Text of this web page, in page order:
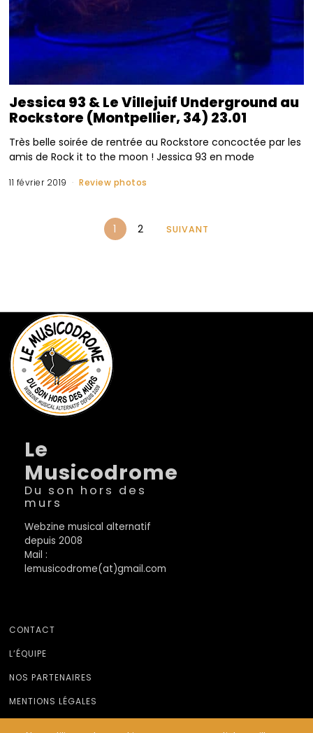
Jessica 93 & Le Villejuif Underground au
Rockstore (Montpellier, 34) 23.01
Très belle soirée de rentrée au Rockstore concoctée par les
amis de Rock it to the moon ! Jessica 93 en mode
11 février 2019 Review photos
1 2 SUIVANT
Le
Musicodrome
Du son hors des
murs
Webzine musical alternatif
depuis 2008
Mail :
lemusicodrome(at)gmail.com
CONTACT
L’ÉQUIPE
NOS PARTENAIRES
MENTIONS LÉGALES